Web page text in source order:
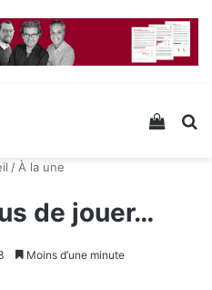
Voir
/ À la une
de jouer…
Moins d’une minute